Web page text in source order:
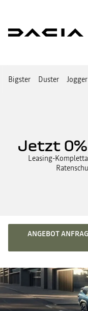
Bigster Duster Jogger
Jetzt 0%
Leasing-
ANGEBOT